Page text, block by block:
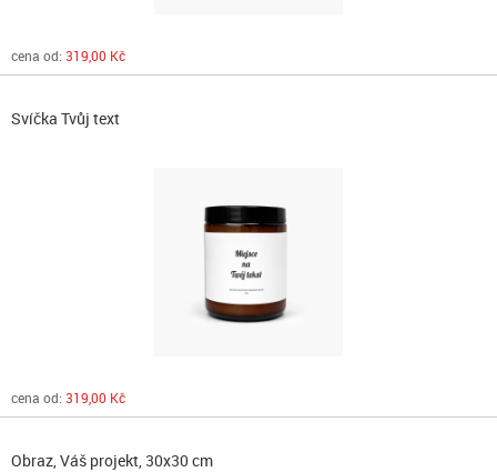
cena od: 319,00 Kč
Svíčka Tvůj text
cena od: 319,00 Kč
Obraz, Váš projekt, 30x30 cm